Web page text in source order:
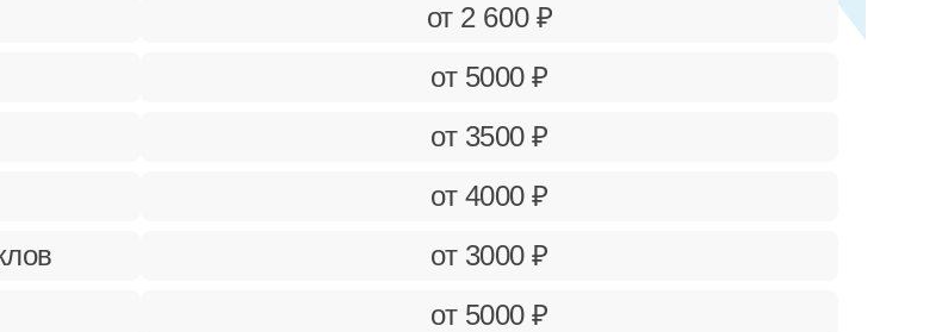
от 2 600 ₽
от 5000 ₽
от 3500 ₽
от 4000 ₽
от 3000 ₽
от 5000 ₽